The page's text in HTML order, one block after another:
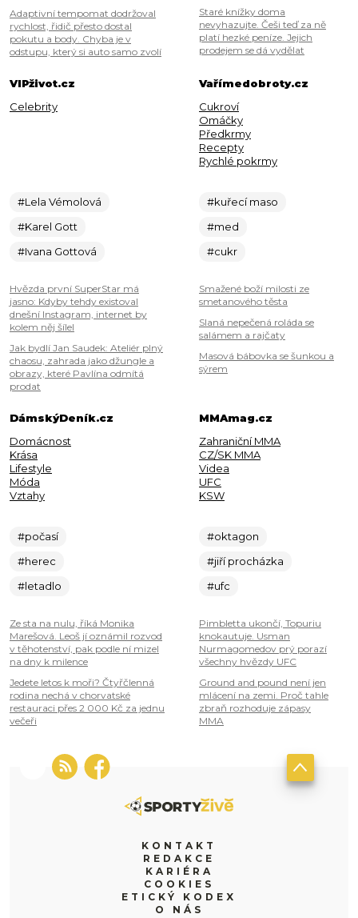
Adaptivní tempomat dodržoval
rychlost, řidič přesto dostal
pokutu a body. Chyba je v
odstupu, který si auto samo zvolí
Staré knížky doma
nevyhazujte. Češi teď za ně
platí hezké peníze. Jejich
prodejem se dá vydělat
VIPživot.cz
Celebrity
#Lela Vémolová
#Karel Gott
#Ivana Gottová
Hvězda první SuperStar má
jasno: Kdyby tehdy existoval
dnešní Instagram, internet by
kolem něj šílel
Jak bydlí Jan Saudek: Ateliér plný
chaosu, zahrada jako džungle a
obrazy, které Pavlína odmítá
prodat
Vařímedobroty.cz
Cukroví
Omáčky
Předkrmy
Recepty
Rychlé pokrmy
#kuřecí maso
#med
#cukr
Smažené boží milosti ze
smetanového těsta
Slaná nepečená roláda se
salámem a rajčaty
Masová bábovka se šunkou a
sýrem
DámskýDeník.cz
Domácnost
Krása
Lifestyle
Móda
Vztahy
#počasí
#herec
#letadlo
Ze sta na nulu, říká Monika
Marešová. Leoš jí oznámil rozvod
v těhotenství, pak podle ní mizel
na dny k milence
Jedete letos k moři? Čtyřčlenná
rodina nechá v chorvatské
restauraci přes 2 000 Kč za jednu
večeři
MMAmag.cz
Zahraniční MMA
CZ/SK MMA
Videa
UFC
KSW
#oktagon
#jiří procházka
#ufc
Pimbletta ukončí, Topuriu
knokautuje. Usman
Nurmagomedov prý porazí
všechny hvězdy UFC
Ground and pound není jen
mlácení na zemi. Proč tahle
zbraň rozhoduje zápasy
MMA
KONTAKT
REDAKCE
KARIÉRA
COOKIES
ETICKÝ KODEX
O NÁS